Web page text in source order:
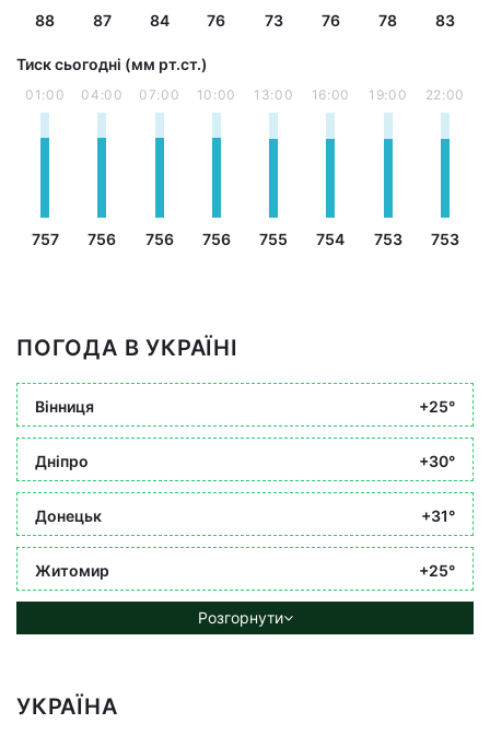
88 87 84 76 73 76 78 83
Тиск сьогодні (мм рт.ст.)
01:00
757
04:00
756
07:00
756
10:00
756
13:00
755
16:00
754
19:00
753
22:00
753
ПОГОДА В УКРАЇНІ
Вінниця +25°
Дніпро +30°
Донецьк +31°
Житомир +25°
Розгорнути
УКРАЇНА